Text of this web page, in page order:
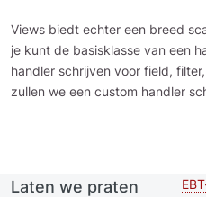
Views biedt echter een breed
je kunt de basisklasse van een
handler schrijven voor field,
zullen we een custom handler
Laten we praten